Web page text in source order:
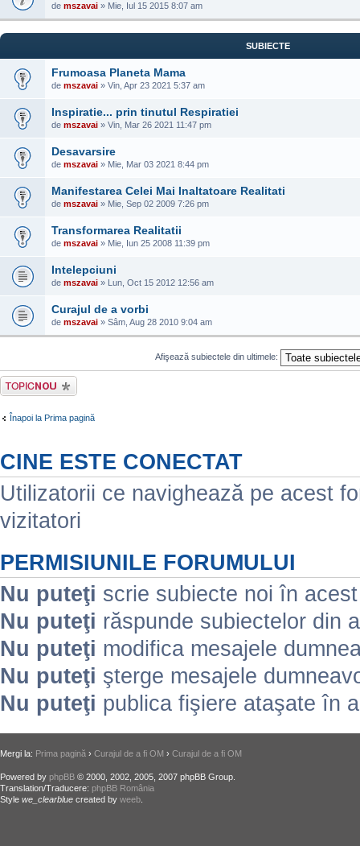
de mszavai » Mie, Iul 15 2015 8:07 am
SUBIECTE
Frumoasa Planeta Mama
de mszavai » Vin, Apr 23 2021 5:37 am
Inspiratie... prin tinutul Respiratiei
de mszavai » Vin, Mar 26 2021 11:47 pm
Desavarsire
de mszavai » Mie, Mar 03 2021 8:44 pm
Manifestarea Celei Mai Inaltatoare Realitati
de mszavai » Mie, Sep 02 2009 7:26 pm
Transformarea Realitatii
de mszavai » Mie, Iun 25 2008 11:39 pm
Intelepciuni
de mszavai » Lun, Oct 15 2012 12:56 am
Curajul de a vorbi
de mszavai » Sâm, Aug 28 2010 9:04 am
Afişează subiectele din ultimele:
Scrie un subiect
nou
Înapoi la Prima pagină
CINE ESTE CONECTAT
Utilizatorii ce navighează pe acest
vizitatori
PERMISIUNILE FORUMULUI
Nu puteţi scrie subiecte noi în
Nu puteţi răspunde subiectelor din
Nu puteţi modifica mesajele
Nu puteţi şterge mesajele
Nu puteţi publica fişiere ataşate în
Mergi la: Prima pagină › Curajul de a fi OM › Curajul de a fi OM
Powered by phpBB © 2000, 2002, 2005, 2007 phpBB Group.
Translation/Traducere: phpBB România
Style we_clearblue created by weeb